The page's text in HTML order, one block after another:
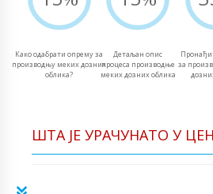
Како одабрати опрему за
производњу меких дозних
облика?
Детаљан опис
процеса производње
меких дозних облика
за
ШТА ЈЕ УРАЧУНАТО У